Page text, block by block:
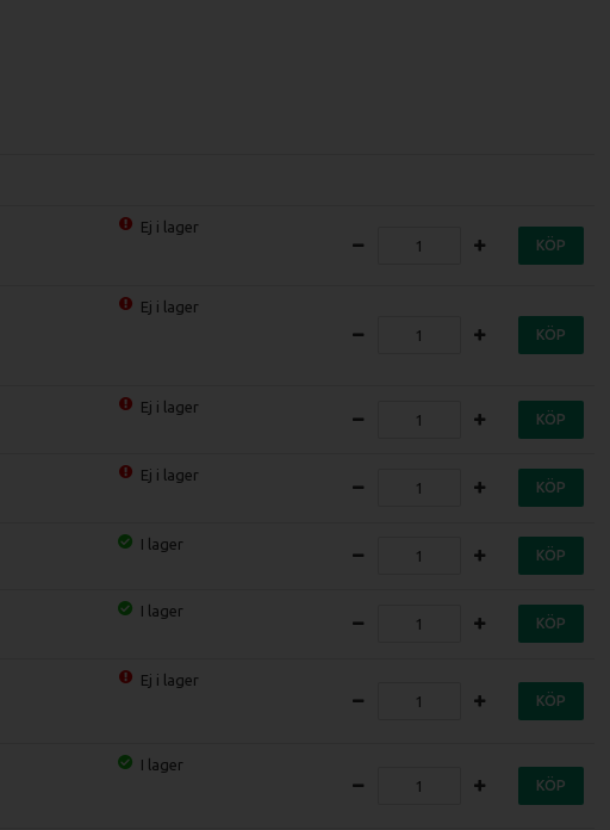
Ej i lager
KÖP
Ej i lager
KÖP
Ej i lager
KÖP
Ej i lager
KÖP
I lager
KÖP
I lager
KÖP
Ej i lager
KÖP
I lager
KÖP